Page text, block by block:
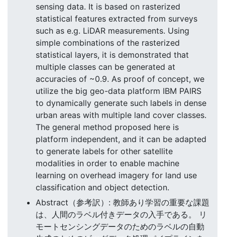
sensing data. It is based on rasterized
statistical features extracted from surveys
such as e.g. LiDAR measurements. Using
simple combinations of the rasterized
statistical layers, it is demonstrated that
multiple classes can be generated at
accuracies of ~0.9. As proof of concept, we
utilize the big geo-data platform IBM PAIRS
to dynamically generate such labels in dense
urban areas with multiple land cover classes.
The general method proposed here is
platform independent, and it can be adapted
to generate labels for other satellite
modalities in order to enable machine
learning on overhead imagery for land use
classification and object detection.
Abstract（参考訳）: 教師あり学習の重要な課題
は、人間のラベル付きデータの入手である。 リ
モートセンシングデータのためのラベルの自動